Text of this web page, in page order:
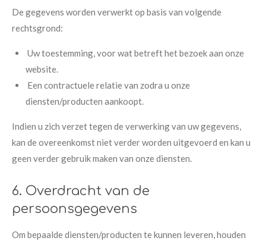
De gegevens worden verwerkt op basis van volgende
rechtsgrond:
Uw toestemming, voor wat betreft het bezoek aan onze
website.
Een contractuele relatie van zodra u onze
diensten/producten aankoopt.
Indien u zich verzet tegen de verwerking van uw gegevens,
kan de overeenkomst niet verder worden uitgevoerd en kan u
geen verder gebruik maken van onze diensten.
6. Overdracht van de
persoonsgegevens
Om bepaalde diensten/producten te kunnen leveren, houden